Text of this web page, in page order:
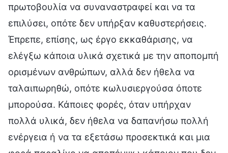
πρωτοβουλία να συναναστραφεί και να τα
επιλύσει, οπότε δεν υπήρξαν καθυστερήσεις.
Έπρεπε, επίσης, ως έργο εκκαθάρισης, να
ελέγξω κάποια υλικά σχετικά με την αποπομπή
ορισμένων ανθρώπων, αλλά δεν ήθελα να
ταλαιπωρηθώ, οπότε κωλυσιεργούσα όποτε
μπορούσα. Κάποιες φορές, όταν υπήρχαν
πολλά υλικά, δεν ήθελα να δαπανήσω πολλή
ενέργεια ή να τα εξετάσω προσεκτικά και μια